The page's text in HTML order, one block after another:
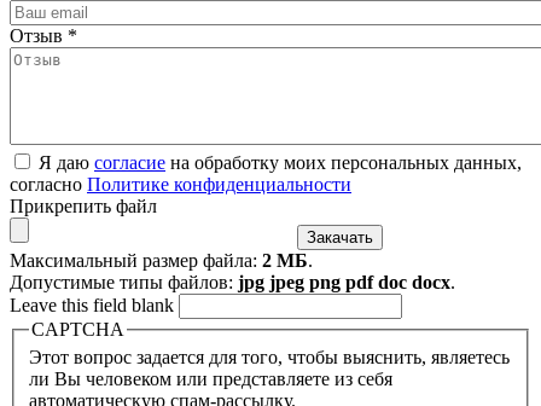
Отзыв *
Я даю согласие на обработку моих персональных данных,
согласно Политике конфиденциальности
Прикрепить файл
Максимальный размер файла: 2 МБ.
Допустимые типы файлов: jpg jpeg png pdf doc docx.
Leave this field blank
CAPTCHA
Этот вопрос задается для того, чтобы выяснить, являетесь
ли Вы человеком или представляете из себя
автоматическую спам-рассылку.